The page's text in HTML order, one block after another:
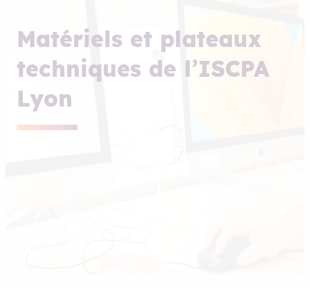
Matériels et plateaux
techniques de l’ISCPA
Lyon